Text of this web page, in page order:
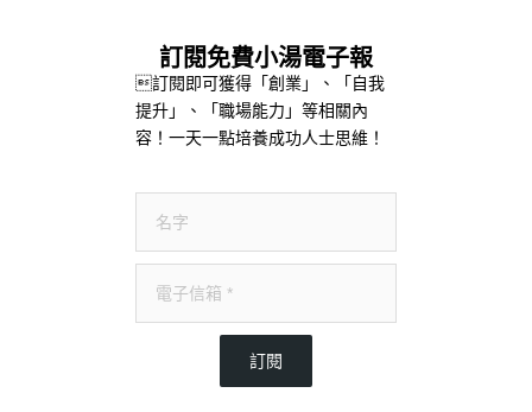
訂閱免費小湯電子報
訂閱即可獲得「創業」、「自我
提升」、「職場能力」等相關內
容！一天一點培養成功人士思維！
訂閱